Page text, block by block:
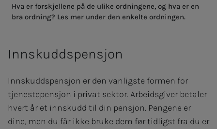
Hva er forskjellene på de ulike ordningene, og hva er en
bra ordning? Les mer under den enkelte ordningen.
Innskuddspensjon
Innskuddspensjon er den vanligste formen for
tjenestepensjon i privat sektor. Arbeidsgiver betaler
hvert år et innskudd til din pensjon. Pengene er
dine, men du får ikke bruke dem før tidligst fra du er